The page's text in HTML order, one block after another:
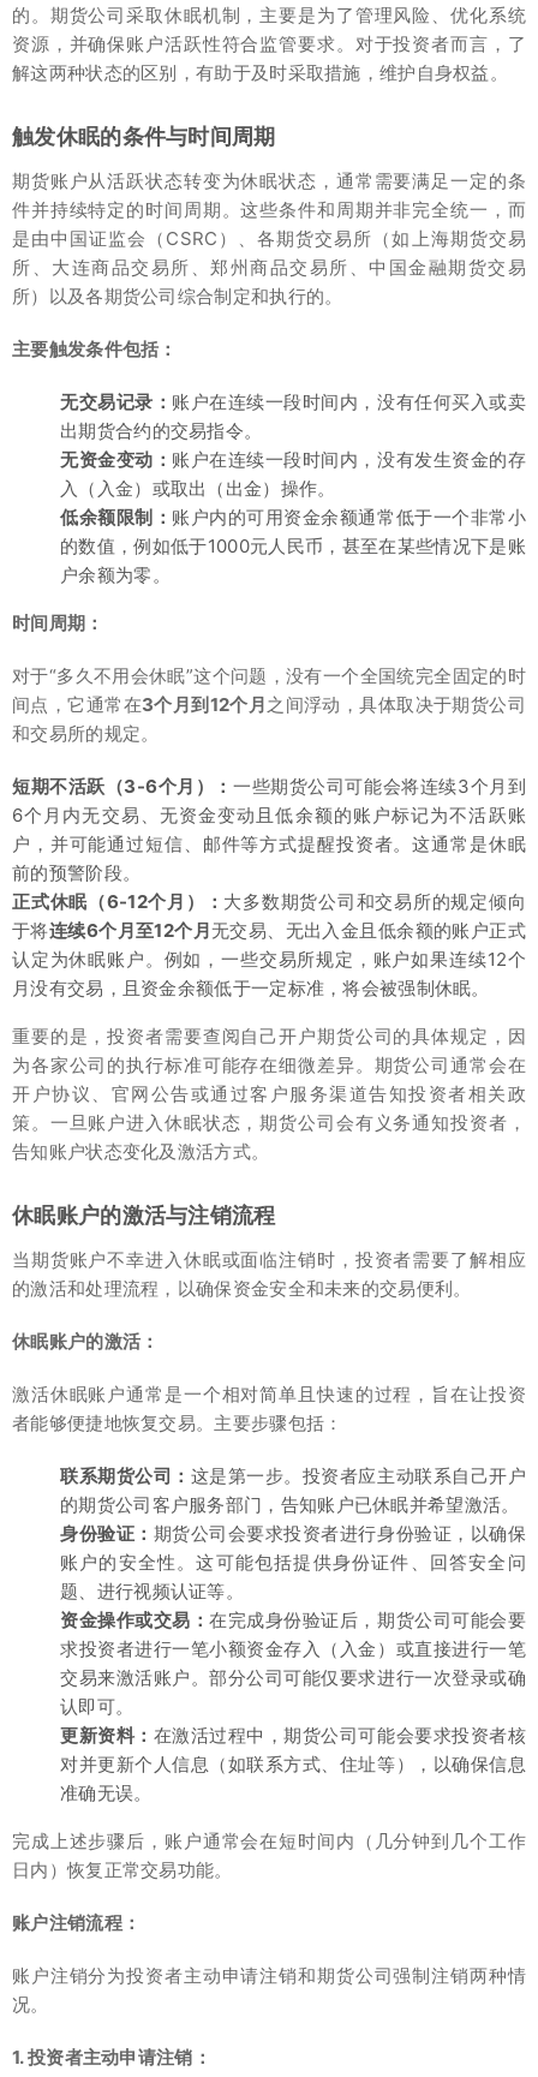
的。期货公司采取休眠机制，主要是为了管理风险、优化系统
资源，并确保账户活跃性符合监管要求。对于投资者而言，了
解这两种状态的区别，有助于及时采取措施，维护自身权益。
触发休眠的条件与时间周期
期货账户从活跃状态转变为休眠状态，通常需要满足一定的条
件并持续特定的时间周期。这些条件和周期并非完全统一，而
是由中国证监会（CSRC）、各期货交易所（如上海期货交易
所、大连商品交易所、郑州商品交易所、中国金融期货交易
所）以及各期货公司综合制定和执行的。
主要触发条件包括：
无交易记录： 账户在连续一段时间内，没有任何买入或卖
出期货合约的交易指令。
无资金变动： 账户在连续一段时间内，没有发生资金的存
入（入金）或取出（出金）操作。
低余额限制： 账户内的可用资金余额通常低于一个非常小
的数值，例如低于1000元人民币，甚至在某些情况下是账
户余额为零。
时间周期：
对于“多久不用会休眠”这个问题，没有一个全国统完全固定的时
间点，它通常在3个月到12个月之间浮动，具体取决于期货公司
和交易所的规定。
短期不活跃（3-6个月）： 一些期货公司可能会将连续3个月到
6个月内无交易、无资金变动且低余额的账户标记为不活跃账
户，并可能通过短信、邮件等方式提醒投资者。这通常是休眠
前的预警阶段。
正式休眠（6-12个月）： 大多数期货公司和交易所的规定倾向
于将连续6个月至12个月无交易、无出入金且低余额的账户正式
认定为休眠账户。例如，一些交易所规定，账户如果连续12个
月没有交易，且资金余额低于一定标准，将会被强制休眠。
重要的是，投资者需要查阅自己开户期货公司的具体规定，因
为各家公司的执行标准可能存在细微差异。期货公司通常会在
开户协议、官网公告或通过客户服务渠道告知投资者相关政
策。一旦账户进入休眠状态，期货公司会有义务通知投资者，
告知账户状态变化及激活方式。
休眠账户的激活与注销流程
当期货账户不幸进入休眠或面临注销时，投资者需要了解相应
的激活和处理流程，以确保资金安全和未来的交易便利。
休眠账户的激活：
激活休眠账户通常是一个相对简单且快速的过程，旨在让投资
者能够便捷地恢复交易。主要步骤包括：
联系期货公司： 这是第一步。投资者应主动联系自己开户
的期货公司客户服务部门，告知账户已休眠并希望激活。
身份验证： 期货公司会要求投资者进行身份验证，以确保
账户的安全性。这可能包括提供身份证件、回答安全问
题、进行视频认证等。
资金操作或交易：在完成身份验证后，期货公司可能会要
求投资者进行一笔小额资金存入（入金）或直接进行一笔
交易来激活账户。部分公司可能仅要求进行一次登录或确
认即可。
更新资料： 在激活过程中，期货公司可能会要求投资者核
对并更新个人信息（如联系方式、住址等），以确保信息
准确无误。
完成上述步骤后，账户通常会在短时间内（几分钟到几个工作
日内）恢复正常交易功能。
账户注销流程：
账户注销分为投资者主动申请注销和期货公司强制注销两种情
况。
1. 投资者主动申请注销：